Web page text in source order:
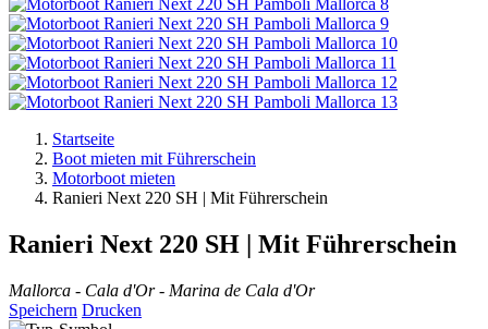
Startseite
Boot mieten mit Führerschein
Motorboot mieten
Ranieri Next 220 SH | Mit Führerschein
Ranieri Next 220 SH | Mit Führerschein
Mallorca - Cala d'Or - Marina de Cala d'Or
Speichern Drucken